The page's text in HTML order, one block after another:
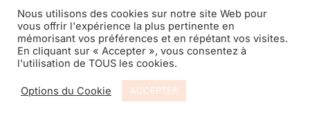
CGV
Politique de confidentialité
Nous utilisons des cookies sur notre site Web pour
vous offrir l'expérience la plus pertinente en
mémorisant vos préférences et en répétant vos visites.
En cliquant sur « Accepter », vous consentez à
l'utilisation de TOUS les cookies.
Options du Cookie ACCEPTER